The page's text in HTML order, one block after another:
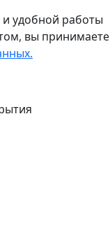
удобной работы
вы принимаете